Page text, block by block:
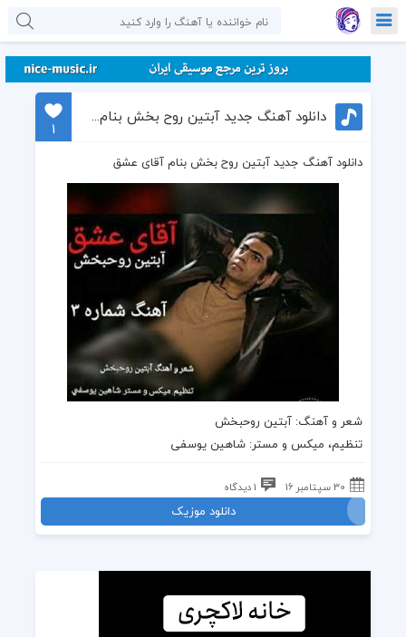
دانلود آهنگ جدید آبتین روح بخش بنام آقای عشق
1
دانلود آهنگ جدید آبتین روح بخش بنام آقای عشق
شعر وآهنگ:آبتین روحبخش
تنظیم، میکس و مستر: شاهین یوسفی
30 سپتامبر 16 1 دیدگاه
دانلود موزیک